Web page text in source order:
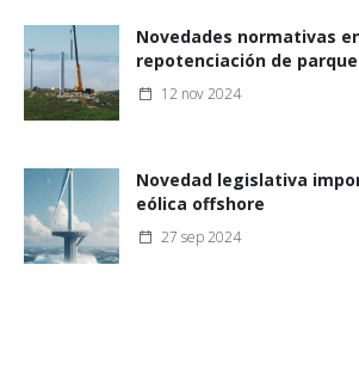
Novedades normativas
repotenciación de
12 nov 2024
Novedad legislativa
eólica offshore
27 sep 2024